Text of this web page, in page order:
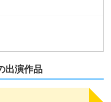
出演作品